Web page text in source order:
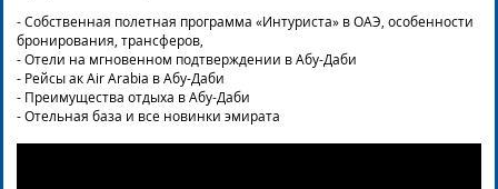
- Собственная полетная программа «Интуриста» в ОАЭ, особенности
бронирования, трансферов,
- Отели на мгновенном подтверждении в Абу-Даби
- Рейсы ак Air Arabia в Абу-Даби
- Преимущества отдыха в Абу-Даби
- Отельная база и все новинки эмирата